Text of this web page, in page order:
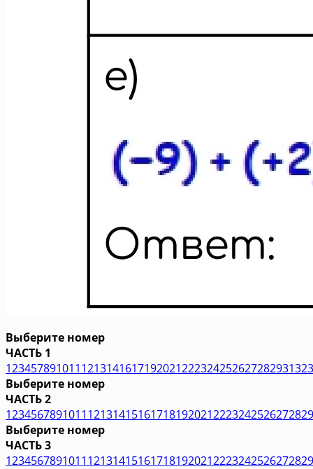
Выберите номер
ЧАСТЬ 1
123457891011121314161719202122232425262728293132
Выберите номер
ЧАСТЬ 2
1234567891011121314151617181920212223242526272829
Выберите номер
ЧАСТЬ 3
1234567891011121314151617181920212223242526272829